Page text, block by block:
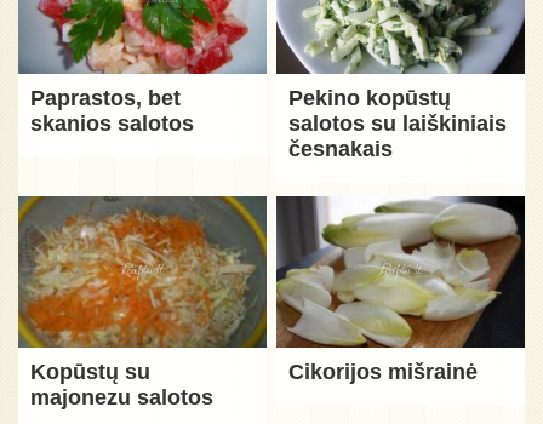
Paprastos, bet
skanios salotos
Pekino kopūstų
salotos su laiškiniais
česnakais
Kopūstų su
majonezu salotos
Cikorijos mišrainė